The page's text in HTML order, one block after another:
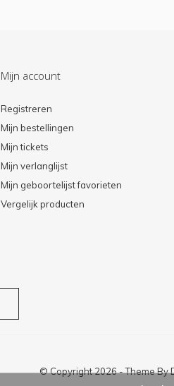
Mijn account
Registreren
Mijn bestellingen
Mijn tickets
Mijn verlanglijst
Mijn geboortelijst favorieten
Vergelijk producten
© Copyright2026- Theme By